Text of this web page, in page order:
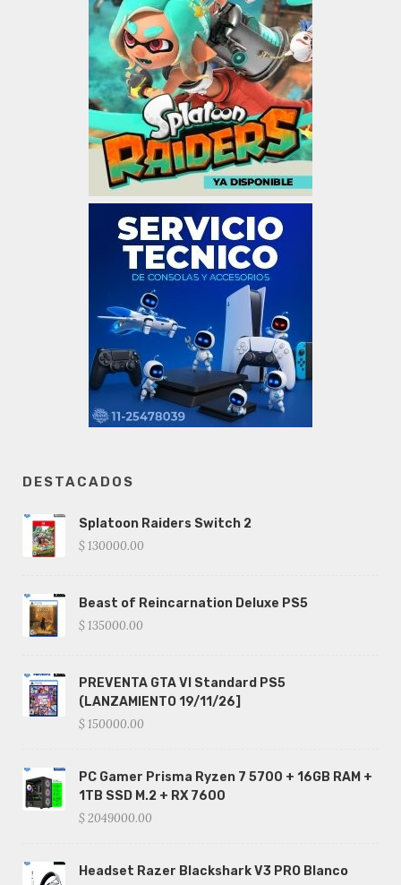
DESTACADOS
Splatoon Raiders Switch 2
$ 130000.00
Beast of Reincarnation Deluxe PS5
$ 135000.00
PREVENTA GTA VI Standard PS5
(LANZAMIENTO 19/11/26]
$ 150000.00
PC Gamer Prisma Ryzen 7 5700 + 16GB RAM +
1TB SSD M.2 + RX 7600
$ 2049000.00
Headset Razer Blackshark V3 PRO Blanco